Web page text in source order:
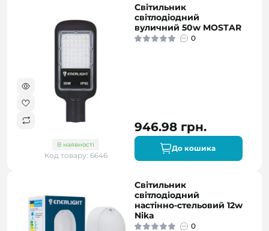
В наявності
Код товару: 6646
Світильник
світлодіодний
вуличний 50w MOSTAR
0
946.98 грн.
До кошика
Світильник
світлодіодний
настінно-стельовий 12w
Nika
0